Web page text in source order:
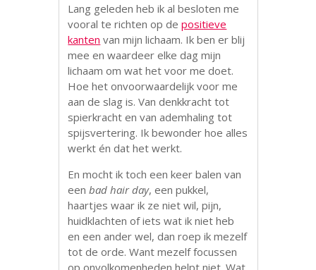
Lang geleden heb ik al besloten me
vooral te richten op depositieve
kanten van mijn lichaam. Ik ben er blij
mee en waardeer elke dag mijn
lichaam om wat het voor me doet.
Hoe het onvoorwaardelijk voor me
aan de slag is. Van denkkracht tot
spierkracht en van ademhaling tot
spijsvertering. Ik bewonder hoe alles
werkt én dat het werkt.
En mocht ik toch een keer balen van
eenbad hair day, een pukkel,
haartjes waar ik ze niet wil, pijn,
huidklachten of iets wat ik niet heb
en een ander wel, dan roep ik mezelf
tot de orde. Want mezelf focussen
op onvolkomenheden helpt niet. Wat